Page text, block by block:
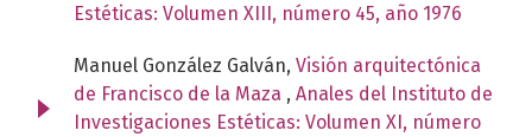
Estéticas: Volumen XIII, número 45, año 1976
Manuel González Galván, Visión arquitectónica
de Francisco de la Maza , Anales del Instituto de
Investigaciones Estéticas: Volumen XI, número